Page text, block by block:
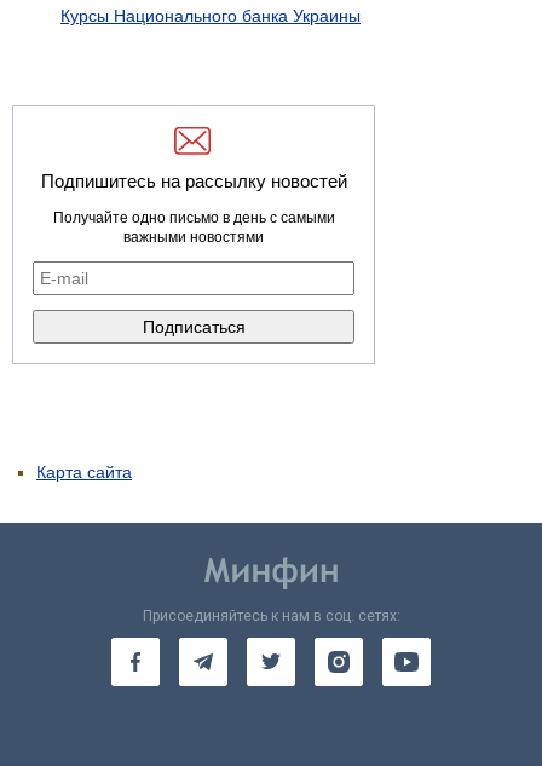
Курсы Национального банка Украины
Подпишитесь на рассылку новостей
Получайте одно письмо в день с самыми
важными новостями
Карта сайта
Присоединяйтесь к нам в соц. сетях: